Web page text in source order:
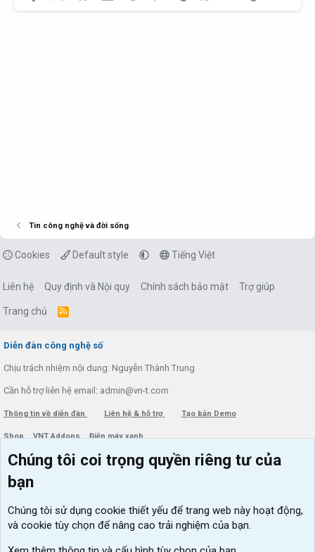
Tin công nghệ và đời sống
Cookies Default style Tiếng Việt
Liên hệ Quy định và Nội quy Chính sách bảo mật Trợ giúp
Trang chủ
R
Diễn đàn công nghệ số
Chịu trách nhiệm nội dung: Nguyễn Thành Trung
Cần hỗ trợ liên hệ email: admin@vn-t.com
Thông tin về diễn đàn Liên hệ & hỗ trợ Tạo bản Demo
Shop VNT Addons Điện máy xanh
Menu thành viên
Đăng nhập
Diễn đàn
Kích hoạt Windows/ Office miễn phí
VIP add-ons Xenforo
Chúng tôi coi trọng quyền riêng tư của
bạn
Chúng tôi sử dụng cookie thiết yếu để trang web này hoạt động,
và cookie tùy chọn để nâng cao trải nghiệm của bạn.